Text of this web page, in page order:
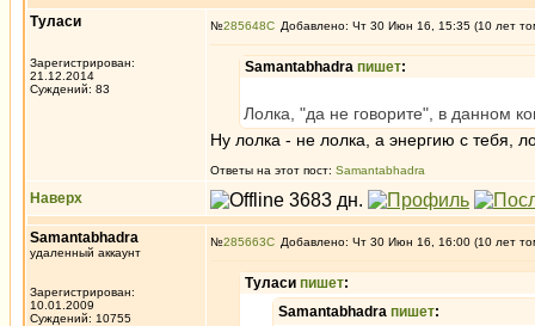
Туласи
Зарегистрирован:
21.12.2014
Суждений: 83
№285648 Добавлено: Чт 30 Июн 16, 15:35 (10 лет
Samantabhadra пишет:
Лолка, "да не говорите", в данном
Ну лолка - не лолка, а энергию с тебя,
Ответы на этот пост: Samantabhadra
Наверх
Samantabhadra
удаленный аккаунт
Зарегистрирован:
10.01.2009
Суждений: 10755
№285663 Добавлено: Чт 30 Июн 16, 16:00 (10 лет
Туласи пишет:
Samantabhadra пишет: